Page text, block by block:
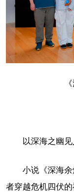
以深海之幽
小说《深海
者穿越危机四伏的